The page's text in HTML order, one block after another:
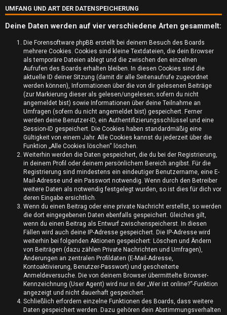
UMFANG UND ART DER DATENSPEICHERUNG
Deine Daten werden auf vier verschiedene Arten gesammelt:
Die Forensoftware phpBB erstellt bei deinem Besuch des Boards
mehrere Cookies. Cookies sind kleine Textdateien, die dein Browser
als temporäre Dateien ablegt und die zwischen den einzelnen
Aufrufen des Boards erhalten bleiben. In diesen Cookies sind die
aktuelle ID deiner Sitzung (damit dir alle Seitenaufrufe zugeordnet
werden können), Informationen über die von dir gelesenen Beiträge
(zur Markierung dieser als gelesen/ungelesen; sofern du nicht
angemeldet bist) sowie Informationen über deine Teilnahme an
Umfragen (sofern du nicht angemeldet bist) gespeichert. Ferner
werden deine Benutzer-ID, ein Authentifizierungsschlüssel und eine
Session-ID gespeichert. Die Cookies haben standardmäßig eine
Gültigkeit von einem Jahr. Alle Cookies kannst du jederzeit über die
Funktion „Alle Cookies löschen“ löschen.
Weiterhin werden die Daten gespeichert, die du bei der Registrierung,
in deinem Profil oder deinem persönlichem Bereich angibst. Für die
Registrierung sind mindestens ein eindeutiger Benutzername, eine E-
Mail-Adresse und ein Passwort notwendig. Wenn durch den Betreiber
weitere Daten als notwendig festgelegt wurden, so ist dies für dich vor
deren Eingabe ersichtlich.
Wenn du einen Beitrag oder eine private Nachricht erstellst, so werden
die dort eingegebenen Daten ebenfalls gespeichert. Gleiches gilt,
wenn du einen Beitrag als Entwurf zwischenspeicherst. In diesen
Fällen wird auch deine IP-Adresse gespeichert. Die IP-Adresse wird
weiterhin bei folgenden Aktionen gespeichert: Löschen und Ändern
von Beiträgen (dazu zählen Private Nachrichten und Umfragen),
Änderungen an zentralen Profildaten (E-Mail-Adresse,
Kontoaktivierung, Benutzer-Passwort) und gescheiterte
Anmeldeversuche. Die von deinem Browser übermittelte Browser-
Kennzeichnung (User Agent) wird nur in der „Wer ist online?“-Funktion
angezeigt und nicht dauerhaft gespeichert.
Schließlich erfordern einzelne Funktionen des Boards, dass weitere
Daten gespeichert werden. Dazu gehören dein Abstimmungsverhalten